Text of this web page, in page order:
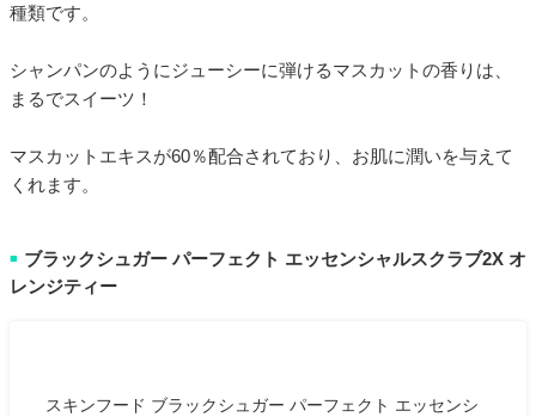
種類です。
シャンパンのようにジューシーに弾けるマスカットの香りは、
まるでスイーツ！
マスカットエキスが60％配合されており、お肌に潤いを与えて
くれます。
■ ブラックシュガー パーフェクト エッセンシャルスクラブ2X オ
レンジティー
スキンフード ブラックシュガー パーフェクト エッセンシ